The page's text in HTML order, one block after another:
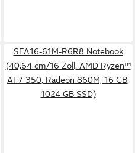
SFA16-61M-R6R8 Notebook
(40,64 cm/16 Zoll, AMD Ryzen™
AI 7 350, Radeon 860M, 16 GB,
1024 GB SSD)